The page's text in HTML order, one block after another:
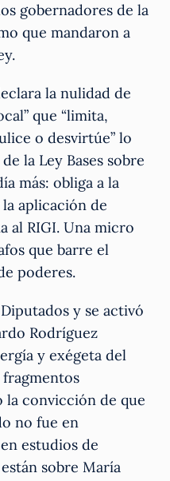
gobernadores de la
que mandaron a
la nulidad de
que “limita,
o desvirtúe” lo
la Ley Bases sobre
más: obliga a la
aplicación de
al RIGI. Una micro
que barre el
poderes.
y se activó
Rodríguez
y exégeta del
la convicción de que
no fue en
estudios de
sobre María